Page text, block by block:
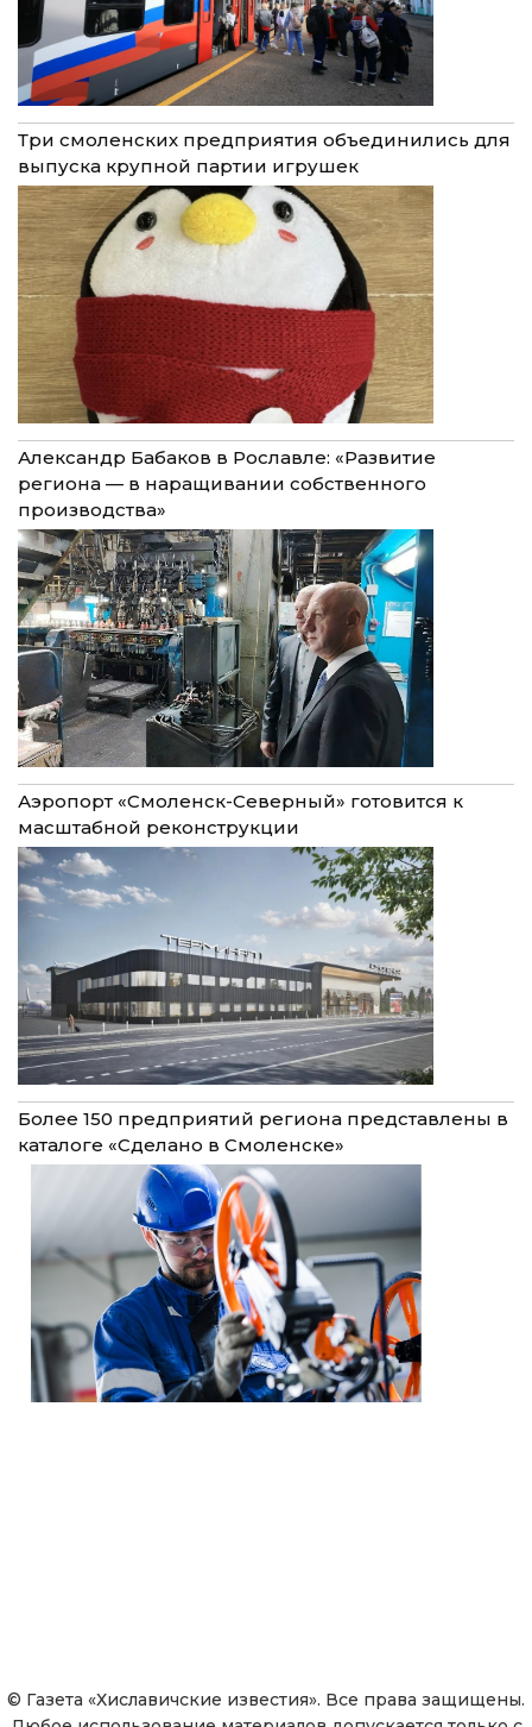
Три смоленских предприятия объединились для
выпуска крупной партии игрушек
Александр Бабаков в Рославле: «Развитие
региона — в наращивании собственного
производства»
Аэропорт «Смоленск-Северный» готовится к
масштабной реконструкции
Более 150 предприятий региона представлены в
каталоге «Сделано в Смоленске»
© Газета «Хиславичские известия». Все права защищены.